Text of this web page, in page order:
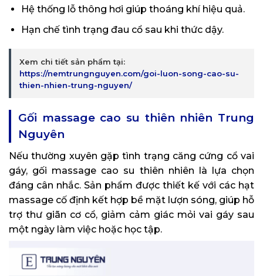
Hệ thống lỗ thông hơi giúp thoáng khí hiệu quả.
Hạn chế tình trạng đau cổ sau khi thức dậy.
Xem chi tiết sản phẩm tại:
https://nemtrungnguyen.com/goi-luon-song-cao-su-
thien-nhien-trung-nguyen/
Gối massage cao su thiên nhiên Trung
Nguyên
Nếu thường xuyên gặp tình trạng căng cứng cổ vai
gáy, gối massage cao su thiên nhiên là lựa chọn
đáng cân nhắc. Sản phẩm được thiết kế với các hạt
massage cố định kết hợp bề mặt lượn sóng, giúp hỗ
trợ thư giãn cơ cổ, giảm cảm giác mỏi vai gáy sau
một ngày làm việc hoặc học tập.